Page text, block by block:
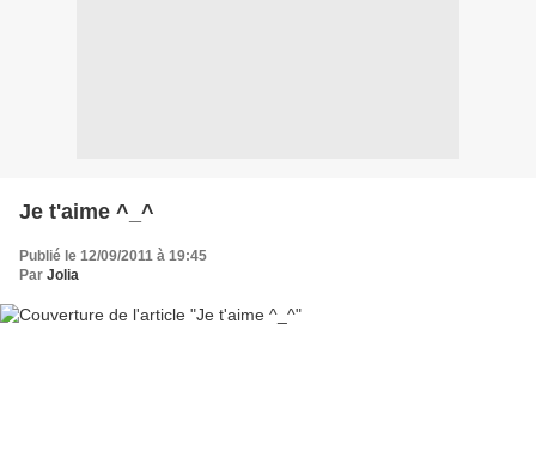
Je t'aime ^_^
Publié le 12/09/2011 à 19:45
Par Jolia